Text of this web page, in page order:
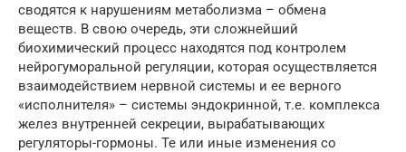
сводятся к нарушениям метаболизма – обмена
веществ. В свою очередь, эти сложнейший
биохимический процесс находятся под контролем
нейрогуморальной регуляции, которая осуществляется
взаимодействием нервной системы и ее верного
«исполнителя» – системы эндокринной, т.е. комплекса
желез внутренней секреции, вырабатывающих
регуляторы-гормоны. Те или иные изменения со